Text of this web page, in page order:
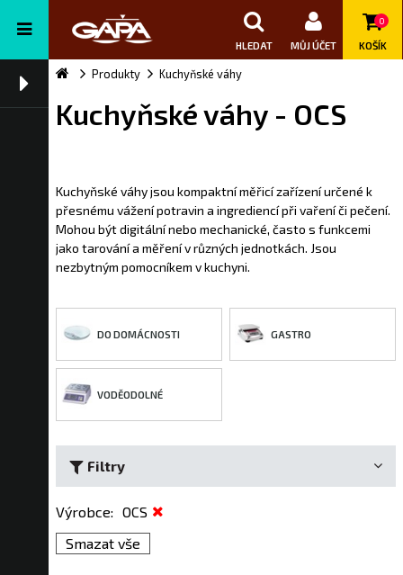
HLEDAT MŮJ ÚČET
0
KOŠÍK
Produkty Kuchyňské váhy
Kuchyňské váhy - OCS
Kuchyňské váhy jsou kompaktní měřicí zařízení určené k
přesnému vážení potravin a ingrediencí při vaření či pečení.
Mohou být digitální nebo mechanické, často s funkcemi
jako tarování a měření v různých jednotkách. Jsou
nezbytným pomocníkem v kuchyni.
DO DOMÁCNOSTI GASTRO
VODĚODOLNÉ
Filtry
Výrobce: OCS
Smazat vše